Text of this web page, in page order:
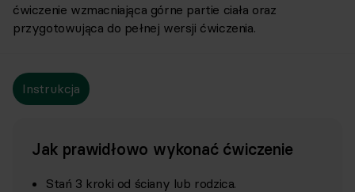
ćwiczenie wzmacniająca górne partie ciała oraz
przygotowująca do pełnej wersji ćwiczenia.
Instrukcja
Jak prawidłowo wykonać ćwiczenie
Stań 3 kroki od ściany lub rodzica.